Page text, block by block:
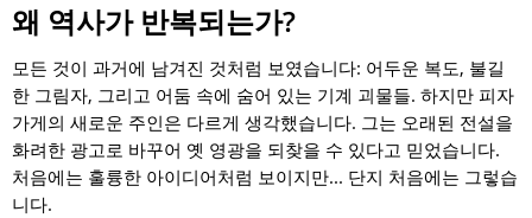
왜 역사가 반복되는가?
모든 것이 과거에 남겨진 것처럼 보였습니다: 어두운 복도, 불길
한 그림자, 그리고 어둠 속에 숨어 있는 기계 괴물들. 하지만 피자
가게의 새로운 주인은 다르게 생각했습니다. 그는 오래된 전설을
화려한 광고로 바꾸어 옛 영광을 되찾을 수 있다고 믿었습니다.
처음에는 훌륭한 아이디어처럼 보이지만... 단지 처음에는 그렇습
니다.